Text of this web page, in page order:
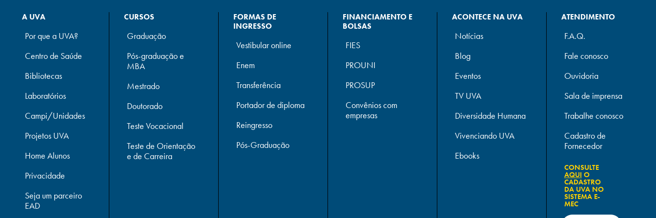
A UVA
Por que a UVA?
Centro de Saúde
Bibliotecas
Laboratórios
Campi/Unidades
Projetos UVA
Home Alunos
Privacidade
Seja um parceiro
EAD
CURSOS
Graduação
Pós-graduação e
MBA
Mestrado
Doutorado
Teste Vocacional
Teste de Orientação
e de Carreira
FORMAS DE
INGRESSO
Vestibular online
Enem
Transferência
Portador de diploma
Reingresso
Pós-Graduação
FINANCIAMENTO E
BOLSAS
FIES
PROUNI
PROSUP
Convênios com
empresas
ACONTECE NA UVA
Notícias
Blog
Eventos
TV UVA
Diversidade Humana
Vivenciando UVA
Ebooks
ATENDIMENTO
F.A.Q.
Fale conosco
Ouvidoria
Sala de imprensa
Trabalhe conosco
Cadastro de
Fornecedor
CONSULTE
AQUIO
CADASTRO
DA UVA NO
SISTEMA E-
MEC